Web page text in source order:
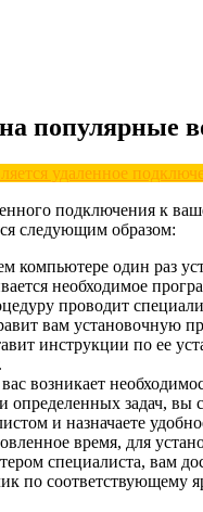
популярные
удаленное
подключения к
следующим образом:
компьютере один раз
необходимое
проводит
вам установочную
инструкции по ее
возникает
определенных задач, вы
и назначаете
время, для
специалиста, вам
по соответствующему